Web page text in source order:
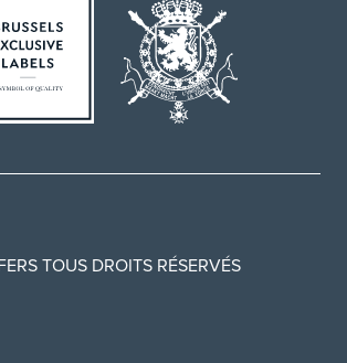
TOUS DROITS RÉSERVÉS